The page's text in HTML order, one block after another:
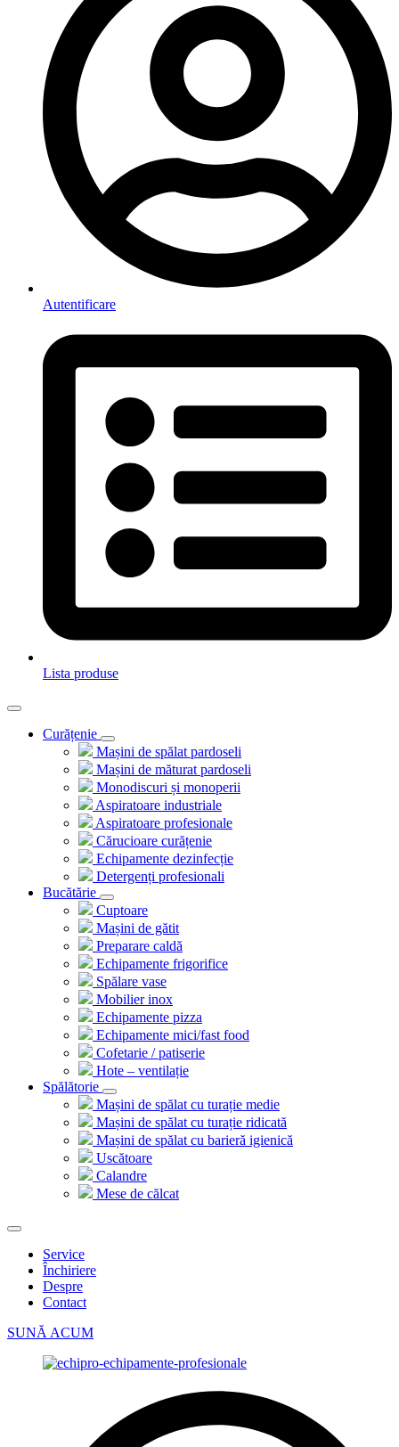
Autentificare
Lista produse
Curățenie
Mașini de spălat pardoseli
Mașini de măturat pardoseli
Monodiscuri și monoperii
Aspiratoare industriale
Aspiratoare profesionale
Cărucioare curățenie
Echipamente dezinfecție
Detergenți profesionali
Bucătărie
Cuptoare
Mașini de gătit
Preparare caldă
Echipamente frigorifice
Spălare vase
Mobilier inox
Echipamente pizza
Echipamente mici/fast food
Cofetarie / patiserie
Hote – ventilație
Spălătorie
Mașini de spălat cu turație medie
Mașini de spălat cu turație ridicată
Mașini de spălat cu barieră igienică
Uscătoare
Calandre
Mese de călcat
Service
Închiriere
Despre
Contact
SUNĂ ACUM